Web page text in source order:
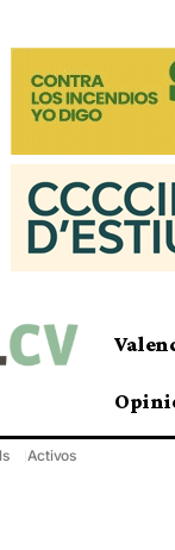
Activos